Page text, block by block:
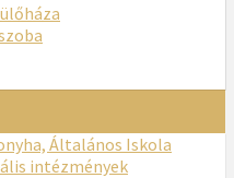
Általános Iskola
intézmények